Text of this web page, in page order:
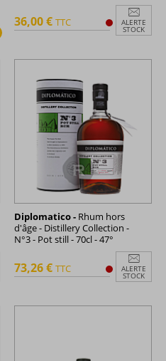
ALERTE
STOCK
36,00 € TTC
Diplomatico - Rhum hors
d'âge - Distillery Collection -
N°3 - Pot still - 70cl - 47°
ALERTE
STOCK
73,26 € TTC